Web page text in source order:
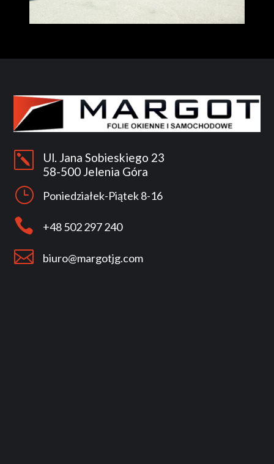
k
Ul. Jana Sobieskiego 23
58-500 Jelenia Góra
} Poniedziałek-Piątek 8-16
 +48 502 297 240
 biuro@margotjg.com